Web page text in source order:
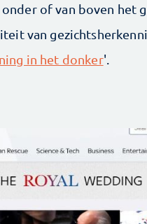
of van boven het
van
in het donker'.